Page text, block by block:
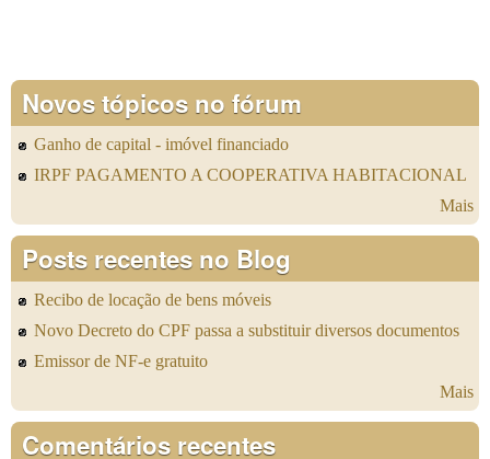
Novos tópicos no fórum
Ganho de capital - imóvel financiado
IRPF PAGAMENTO A COOPERATIVA HABITACIONAL
Mais
Posts recentes no Blog
Recibo de locação de bens móveis
Novo Decreto do CPF passa a substituir diversos documentos
Emissor de NF-e gratuito
Mais
Comentários recentes